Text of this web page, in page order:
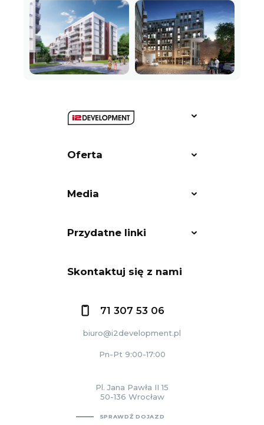
Oferta
Media
Przydatne linki
Skontaktuj się z nami
71 307 53 06
biuro@i2development.pl
Pn-Pt 9:00-17:00
Pl. Jana Pawła II 15
50-136 Wrocław
SPRAWDŹ DOJAZD